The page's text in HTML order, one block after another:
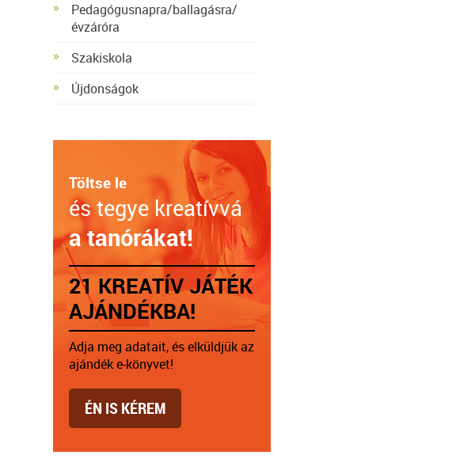
Pedagógusnapra/ballagásra/
évzáróra
Szakiskola
Újdonságok
Töltse le
és tegye kreatívvá
a tanórákat!
21 KREATÍV JÁTÉK
AJÁNDÉKBA!
Adja meg adatait, és elküldjük az
ajándék e-könyvet!
ÉN IS KÉREM